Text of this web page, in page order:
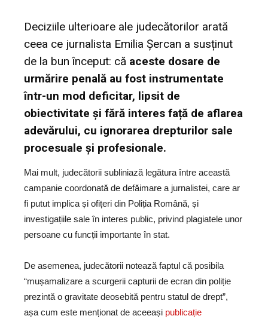
Deciziile ulterioare ale judecătorilor arată
ceea ce jurnalista Emilia Șercan a susținut
de la bun început: că aceste dosare de
urmărire penală au fost instrumentate
într-un mod deficitar, lipsit de
obiectivitate și fără interes față de aflarea
adevărului, cu ignorarea drepturilor sale
procesuale și profesionale.
Mai mult, judecătorii subliniază legătura între această
campanie coordonată de defăimare a jurnalistei, care ar
fi putut implica și ofițeri din Poliția Română, și
investigațiile sale în interes public, privind plagiatele unor
persoane cu funcții importante în stat.
De asemenea, judecătorii notează faptul că posibila
“mușamalizare a scurgerii capturii de ecran din poliție
prezintă o gravitate deosebită pentru statul de drept”,
așa cum este menționat de aceeași publicație